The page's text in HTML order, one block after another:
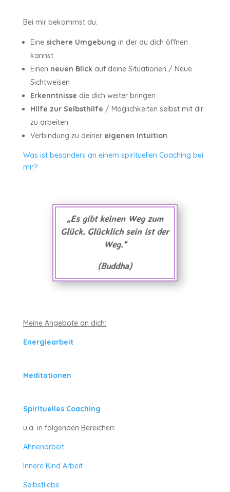
Bei mir bekommst du:
Eine sichere Umgebung in der du dich öffnen
kannst
Einen neuen Blickauf deine Situationen / Neue
Sichtweisen
Erkenntnisse die dich weiter bringen
Hilfe zur Selbsthilfe / Möglichkeiten selbst mit dir
zu arbeiten
Verbindung zu deiner eigenen Intuition
Was ist besonders an einem spirituellen Coaching bei
mir?
„Es gibt keinen Weg zum
Glück. Glücklich sein ist der
Weg.“
(Buddha)
Meine Angebote an dich:
Energiearbeit
Meditationen
Spirituelles Coaching
u.a. in folgenden Bereichen:
Ahnenarbeit
Innere Kind Arbeit
Selbstliebe